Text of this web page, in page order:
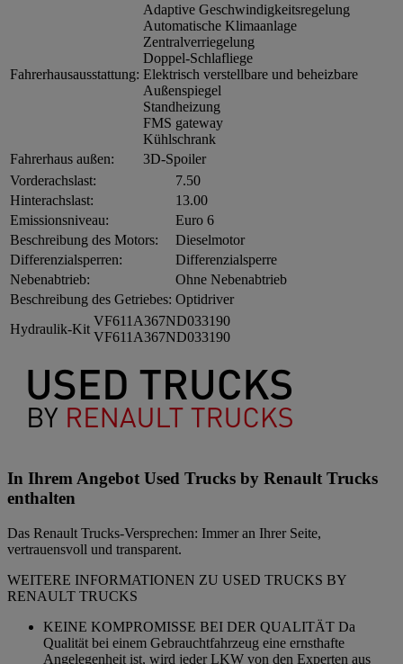
Fahrerhausausstattung:
Adaptive Geschwindigkeitsregelung
Automatische Klimaanlage
Zentralverriegelung
Doppel-Schlafliege
Elektrisch verstellbare und beheizbare
Außenspiegel
Standheizung
FMS gateway
Kühlschrank
Fahrerhaus außen:
3D-Spoiler
Vorderachslast:
7.50
Hinterachslast:
13.00
Emissionsniveau:
Euro 6
Beschreibung des Motors:
Dieselmotor
Differenzialsperren:
Differenzialsperre
Nebenabtrieb:
Ohne Nebenabtrieb
Beschreibung des Getriebes: Optidriver
Hydraulik-Kit
VF611A367ND033190
VF611A367ND033190
In Ihrem Angebot Used Trucks by Renault Trucks
enthalten
Das Renault Trucks-Versprechen: Immer an Ihrer Seite,
vertrauensvoll und transparent.
WEITERE INFORMATIONEN ZU USED TRUCKS BY
RENAULT TRUCKS
KEINE KOMPROMISSE BEI DER QUALITÄT Da
Qualität bei einem Gebrauchtfahrzeug eine ernsthafte
Angelegenheit ist, wird jeder LKW von den Experten aus